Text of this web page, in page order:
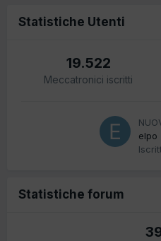
Statistiche Utenti
19.522
Meccatronici iscritti
elpo
Statistiche forum